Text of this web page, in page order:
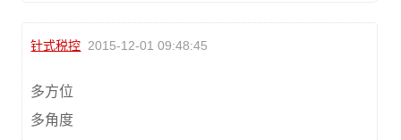
针式税控 2015-12-01 09:48:45
多方位
多角度